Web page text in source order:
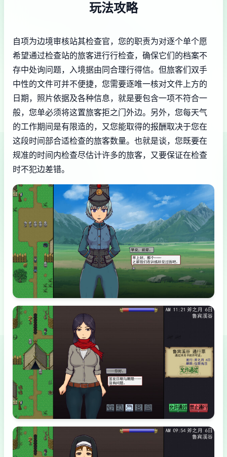
玩法攻略
自项为边境审核站其检查官，您的职责为对逐个单个愿
希望通过检查站的旅客进行行检查，确保它们的档案不
存中处询问题，入境据由同合理行得信。但旅客们双手
中性的文件可并不便捷，您需要逐唯一核对文件上方的
日期，照片依据及各种信息，就是要包含一项不符合一
般，您单必须将这置旅客拒之门外边。另外，您每天气
的工作期间是有限造的，又您能取得的报酬取决于您在
这段时间部合适检查的旅客数量。也就是谈，您既要在
规准的时间内检查尽估计许多的旅客，又要保证在检查
时不犯边差错。